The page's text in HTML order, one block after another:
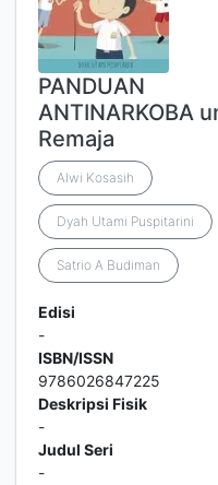
PANDUAN
ANTINARKOBA
Remaja
Alwi Kosasih
Dyah Utami Puspitarini
Satrio A Budiman
Edisi
-
ISBN/ISSN
9786026847225
Deskripsi Fisik
-
Judul Seri
-